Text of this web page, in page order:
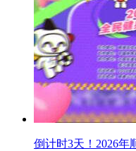
倒计时3天！2026年